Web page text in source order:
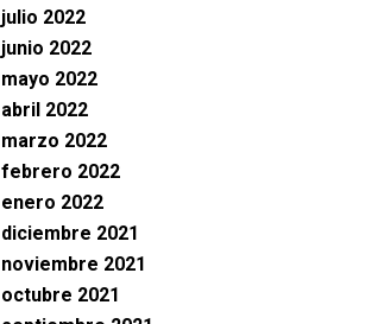
julio 2022
junio 2022
mayo 2022
abril 2022
marzo 2022
febrero 2022
enero 2022
diciembre 2021
noviembre 2021
octubre 2021